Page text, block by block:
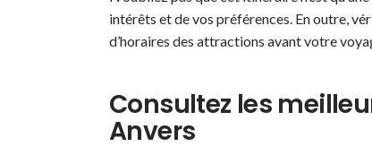
intérêts et de vos préférences. En outre,
d’horaires des attractions avant votre
Consultez les
Anvers